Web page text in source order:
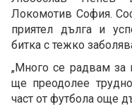
Локомотив София.
приятел дълга и
битка с тежко
„Много се радвам за
ще преодолее
част от футбола още